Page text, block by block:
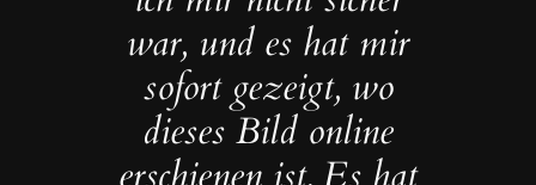
war, und es hat mir
sofort gezeigt, wo
dieses Bild online